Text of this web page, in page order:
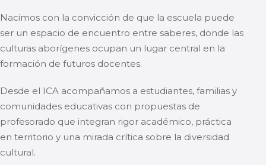
Nacimos con la convicción de que la escuela puede
ser un espacio de encuentro entre saberes, donde las
culturas aborígenes ocupan un lugar central en la
formación de futuros docentes.
Desde el ICA acompañamos a estudiantes, familias y
comunidades educativas con propuestas de
profesorado que integran rigor académico, práctica
en territorio y una mirada crítica sobre la diversidad
cultural.